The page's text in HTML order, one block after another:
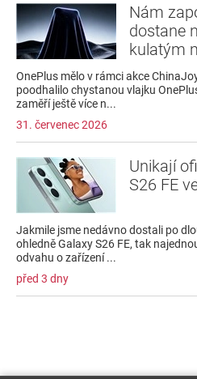
Nám
dostane
kulatým
OnePlus mělo v rámci akce
poodhalilo chystanou vlajku
zaměří ještě více n...
31. červenec 2026
Unikají
S26 FE
Jakmile jsme nedávno dostali po
ohledně Galaxy S26 FE, tak
odvahu o zařízení ...
před 3 dny